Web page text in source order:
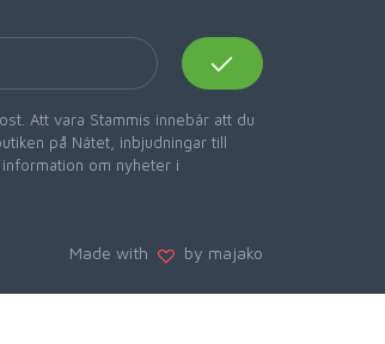
Att vara Stammis innebär att du
på Nätet, inbjudningar till
om nyheter i
Made with by majako